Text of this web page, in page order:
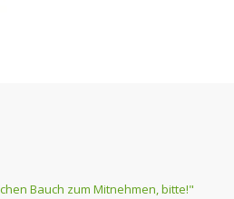
Bauch zum Mitnehmen, bitte!"